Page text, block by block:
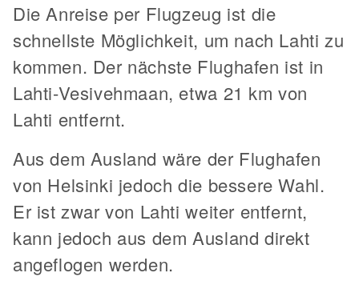
Die Anreise per Flugzeug ist die
schnellste Möglichkeit, um nach Lahti zu
kommen. Der nächste Flughafen ist in
Lahti-Vesivehmaan, etwa 21 km von
Lahti entfernt.
Aus dem Ausland wäre der Flughafen
von Helsinki jedoch die bessere Wahl.
Er ist zwar von Lahti weiter entfernt,
kann jedoch aus dem Ausland direkt
angeflogen werden.